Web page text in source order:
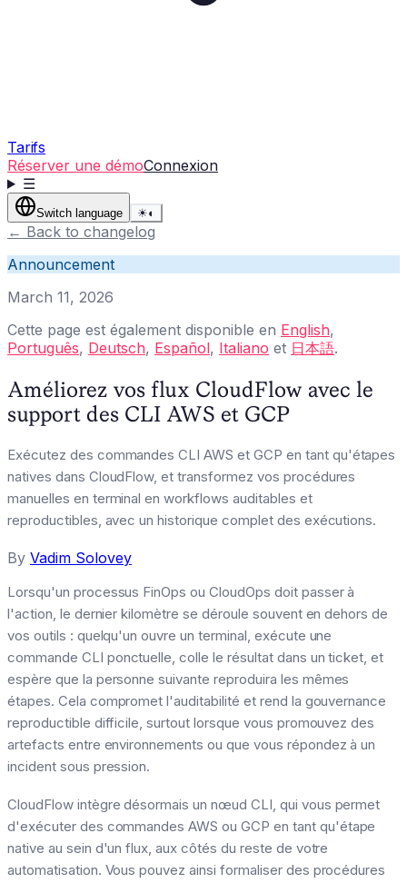
Tarifs
Réserver une démoConnexion
☰
Switch language ☀◐
← Back to changelog
Announcement
March 11, 2026
Cette page est également disponible en English,
Português, Deutsch, Español, Italiano et 日本語.
Améliorez vos flux CloudFlow avec le
support des CLI AWS et GCP
Exécutez des commandes CLI AWS et GCP en tant qu'étapes
natives dans CloudFlow, et transformez vos procédures
manuelles en terminal en workflows auditables et
reproductibles, avec un historique complet des exécutions.
By Vadim Solovey
Lorsqu'un processus FinOps ou CloudOps doit passer à
l'action, le dernier kilomètre se déroule souvent en dehors de
vos outils : quelqu'un ouvre un terminal, exécute une
commande CLI ponctuelle, colle le résultat dans un ticket, et
espère que la personne suivante reproduira les mêmes
étapes. Cela compromet l'auditabilité et rend la gouvernance
reproductible difficile, surtout lorsque vous promouvez des
artefacts entre environnements ou que vous répondez à un
incident sous pression.
CloudFlow intègre désormais un nœud CLI, qui vous permet
d'exécuter des commandes AWS ou GCP en tant qu'étape
native au sein d'un flux, aux côtés du reste de votre
automatisation. Vous pouvez ainsi formaliser des procédures